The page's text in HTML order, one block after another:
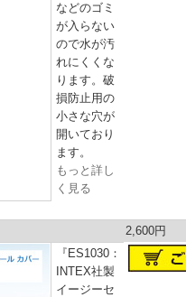
などのゴミ
が入らない
ので水が汚
れにくくな
ります。破
損防止用の
小さな穴が
開いており
ます。
もっと詳し
く見る
2,600円
『ES1030：
INTEX社製
イージーセ